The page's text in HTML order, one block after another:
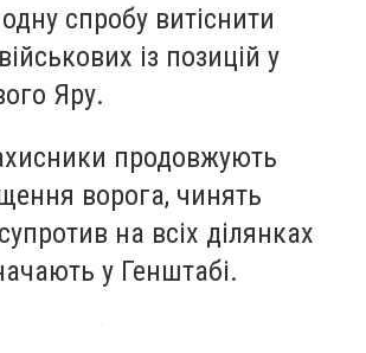
спробу витіснити
із позицій у
Яру.
продовжують
ворога, чинять
на всіх ділянках
у Генштабі.